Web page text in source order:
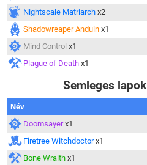
Nightscale Matriarch x2
Shadowreaper Anduin x1
Mind Control x1
Plague of Death x1
Semleges lapok
Név
Doomsayer x1
Firetree Witchdoctor x1
Bone Wraith x1